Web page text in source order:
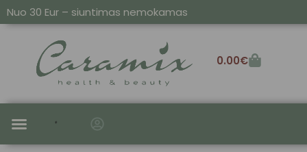
Nuo 30 Eur – siuntimas nemokamas
0.00€